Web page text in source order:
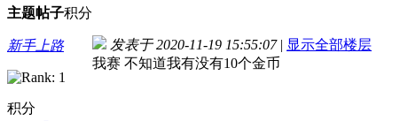
主题帖子积分
新手上路
积分
发表于 2020-11-19 15:55:07 | 显示全部楼层
我赛 不知道我有没有10个金币